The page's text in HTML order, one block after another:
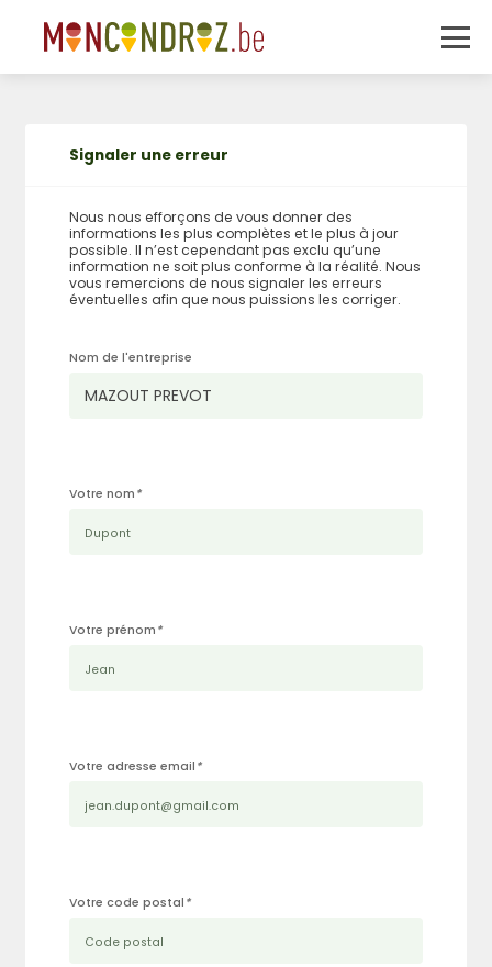
Signaler une erreur
Nous nous efforçons de vous donner des
informations les plus complètes et le plus à jour
possible. Il n’est cependant pas exclu qu’une
information ne soit plus conforme à la réalité. Nous
vous remercions de nous signaler les erreurs
éventuelles afin que nous puissions les corriger.
Nom de l'entreprise
Votre nom *
Votre prénom *
Votre adresse email *
Votre code postal *